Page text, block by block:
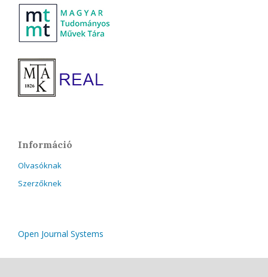
Információ
Olvasóknak
Szerzőknek
Open Journal Systems